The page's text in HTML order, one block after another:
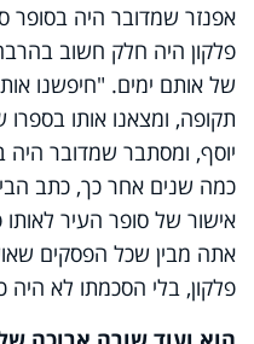
אפנזר שמדובר היה
פלקון היה חלק חשוב
של אותם ימים. "חיפשנו
תקופה, ומצאנו אותו
יוסף, ומסתבר שמדובר
כמה שנים אחר כך, כתב
אישור של סופר העיר לאותו
אתה מבין שכל הפסקים
פלקון, בלי הסכמתו לא היה